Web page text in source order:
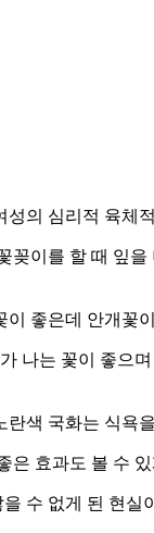
의 심리적 육
꽂이를 할 때 잎
좋은데 안개
나는 꽃이 좋으
색 국화는 식욕
효과도 볼 수
수 없게 된 현실